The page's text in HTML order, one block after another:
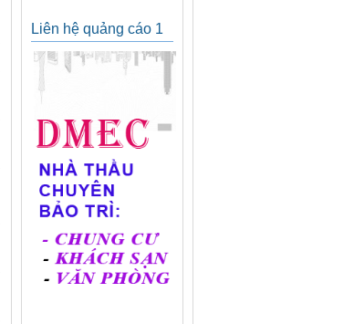
Liên hệ quảng cáo 1